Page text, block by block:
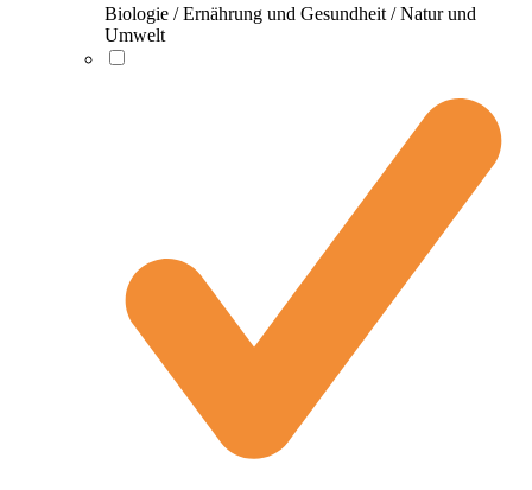
Biologie / Ernährung und Gesundheit / Natur und
Umwelt